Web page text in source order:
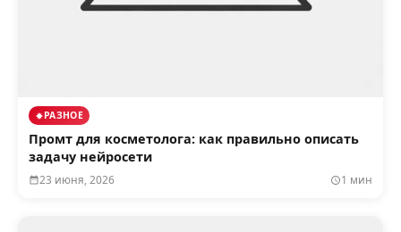
РАЗНОЕ
Промт для косметолога: как правильно описать
задачу нейросети
23 июня, 2026 1 мин